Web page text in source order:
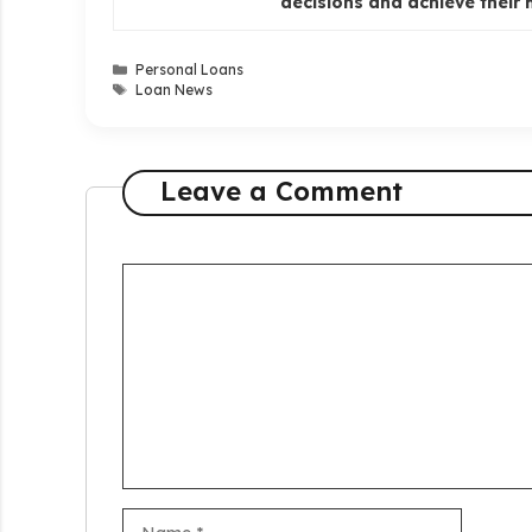
Categories
Personal Loans
Tags
Loan News
Leave a Comment